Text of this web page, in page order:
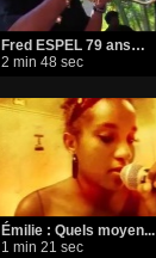
Fred ESPEL 79 ans…
2 min 48 sec
Émilie : Quels moyen...
1 min 21 sec